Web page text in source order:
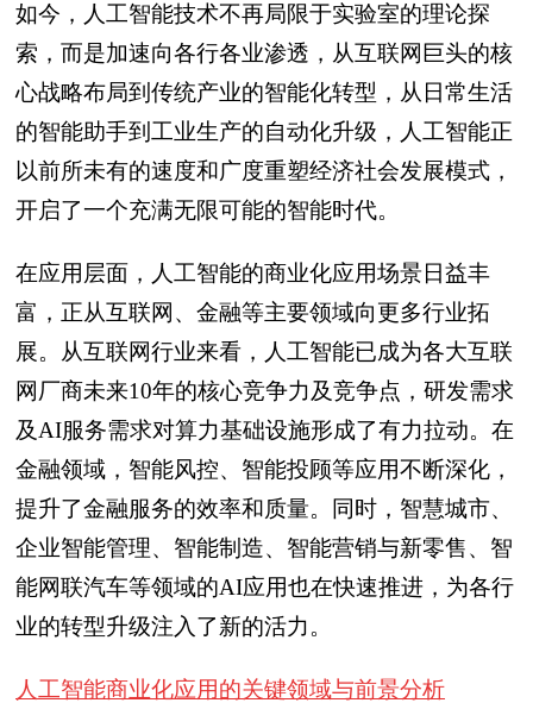
如今，人工智能技术不再局限于实验室的理论探
索，而是加速向各行各业渗透，从互联网巨头的核
心战略布局到传统产业的智能化转型，从日常生活
的智能助手到工业生产的自动化升级，人工智能正
以前所未有的速度和广度重塑经济社会发展模式，
开启了一个充满无限可能的智能时代。
在应用层面，人工智能的商业化应用场景日益丰
富，正从互联网、金融等主要领域向更多行业拓
展。从互联网行业来看，人工智能已成为各大互联
网厂商未来10年的核心竞争力及竞争点，研发需求
及AI服务需求对算力基础设施形成了有力拉动。在
金融领域，智能风控、智能投顾等应用不断深化，
提升了金融服务的效率和质量。同时，智慧城市、
企业智能管理、智能制造、智能营销与新零售、智
能网联汽车等领域的AI应用也在快速推进，为各行
业的转型升级注入了新的活力。
人工智能商业化应用的关键领域与前景分析